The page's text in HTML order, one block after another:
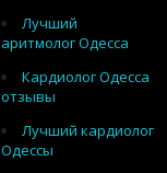
Лучший
аритмолог Одесса
Кардиолог Одесса
отзывы
Лучший кардиолог
Одессы